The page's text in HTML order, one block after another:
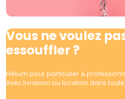
Vous ne voulez
essouffler ?
Hélium pour particulier &
Avec livraison ou location dans